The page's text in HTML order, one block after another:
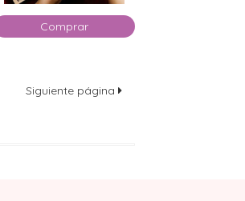
Comprar
Siguiente página